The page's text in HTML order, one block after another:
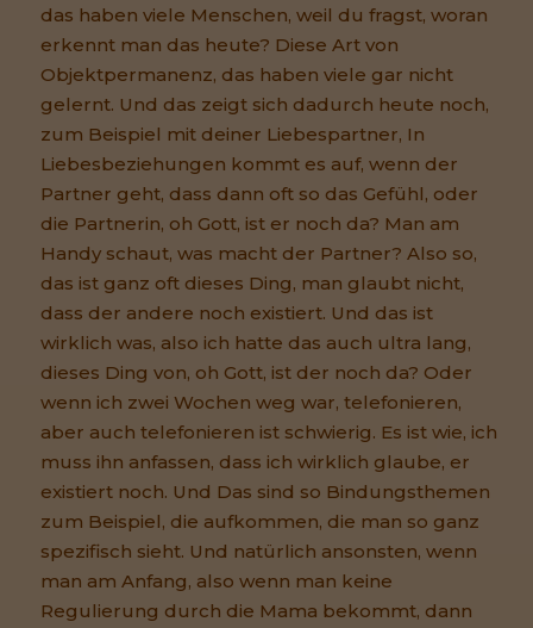
das haben viele Menschen, weil du fragst, woran
erkennt man das heute? Diese Art von
Objektpermanenz, das haben viele gar nicht
gelernt. Und das zeigt sich dadurch heute noch,
zum Beispiel mit deiner Liebespartner, In
Liebesbeziehungen kommt es auf, wenn der
Partner geht, dass dann oft so das Gefühl, oder
die Partnerin, oh Gott, ist er noch da? Man am
Handy schaut, was macht der Partner? Also so,
das ist ganz oft dieses Ding, man glaubt nicht,
dass der andere noch existiert. Und das ist
wirklich was, also ich hatte das auch ultra lang,
dieses Ding von, oh Gott, ist der noch da? Oder
wenn ich zwei Wochen weg war, telefonieren,
aber auch telefonieren ist schwierig. Es ist wie, ich
muss ihn anfassen, dass ich wirklich glaube, er
existiert noch. Und Das sind so Bindungsthemen
zum Beispiel, die aufkommen, die man so ganz
spezifisch sieht. Und natürlich ansonsten, wenn
man am Anfang, also wenn man keine
Regulierung durch die Mama bekommt, dann